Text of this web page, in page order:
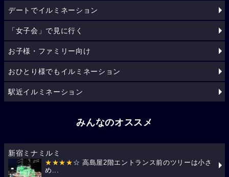
デートでイルミネーション
「女子会」で見に行く
お子様・ファミリー向け
おひとり様でもイルミネーション
駅近イルミネーション
みんなのオススメ
新宿ミナミルミ
★★★★ ☆ 高島屋2階エントランス前のツリーは小さ
め...